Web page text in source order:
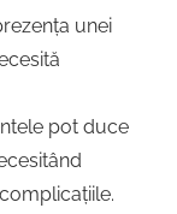
unei
pot duce